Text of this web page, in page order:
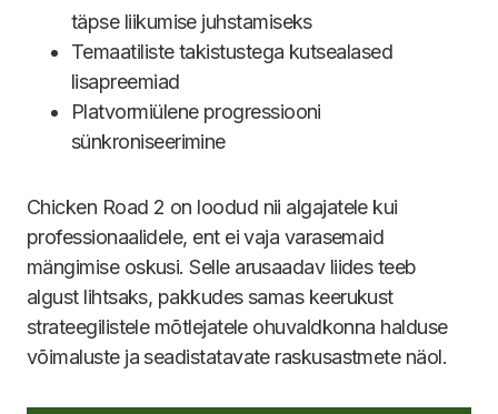
täpse liikumise juhstamiseks
Temaatiliste takistustega kutsealased
lisapreemiad
Platvormiülene progressiooni
sünkroniseerimine
Chicken Road 2 on loodud nii algajatele kui
professionaalidele, ent ei vaja varasemaid
mängimise oskusi. Selle arusaadav liides teeb
algust lihtsaks, pakkudes samas keerukust
strateegilistele mõtlejatele ohuvaldkonna halduse
võimaluste ja seadistatavate raskusastmete näol.